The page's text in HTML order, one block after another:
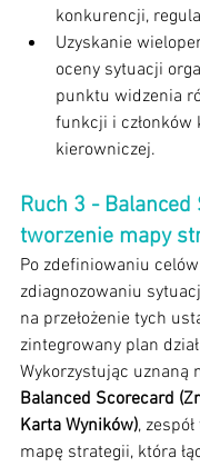
konkurencji,
Uzyskanie
oceny sytuacji
punktu widzenia
funkcji i członków
kierowniczej.
Ruch 3 - Balanced
tworzenie mapy
Po zdefiniowaniu
zdiagnozowaniu
na przełożenie tych
zintegrowany plan
Wykorzystując uznaną
Balanced Scorecard
Karta Wyników),
mapę strategii, która